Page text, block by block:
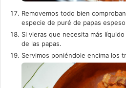
Removemos todo bien
especie de puré de papas
Si vieras que necesita más
de las papas.
Servimos poniéndole encima los